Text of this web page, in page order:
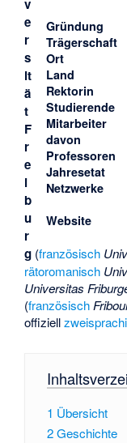
Gründung
Trägerschaft
Ort
Land
Rektorin
Studierende
Mitarbeiter
davon
Professoren
Jahresetat
Netzwerke
Website
v
e
r
s
it
ä
t
F
r
e
i
b
u
r
g (französisch
rätoromanisch
Universitas
(französisch
offiziell
1 Übersicht
2Geschichte